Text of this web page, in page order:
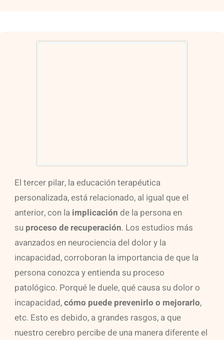
El tercer pilar, la educación terapéutica
personalizada, está relacionado, al igual que el
anterior, con la implicación de la persona en
su proceso de recuperación. Los estudios más
avanzados en neurociencia del dolor y la
incapacidad, corroboran la importancia de que la
persona conozca y entienda su proceso
patológico. Porqué le duele, qué causa su dolor o
incapacidad,cómo puede prevenirlo o mejorarlo,
etc. Esto es debido, a grandes rasgos, a que
nuestro cerebro percibe de una manera diferente el